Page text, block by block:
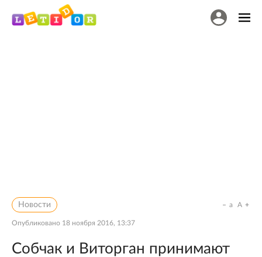
Новости
Опубликовано 18 ноября 2016, 13:37
a A
Собчак и Виторган принимают